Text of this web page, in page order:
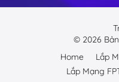
© 2026
Home
Lắp
Lắp Mạng